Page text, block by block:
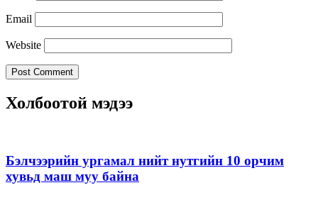
Email
Website
Холбоотой мэдээ
Бэлчээрийн ургамал нийт нутгийн 10 орчим
хувьд маш муу байна